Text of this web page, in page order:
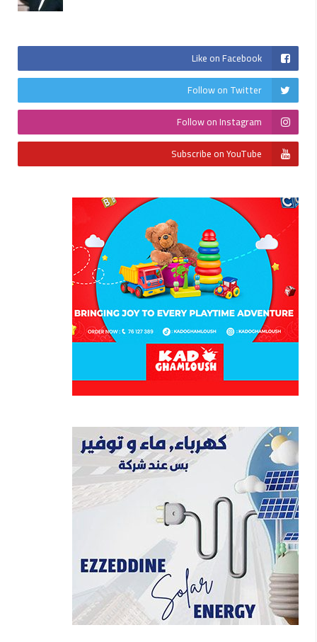
Like on Facebook
Follow on Twitter
Follow on Instagram
Subscribe on YouTube